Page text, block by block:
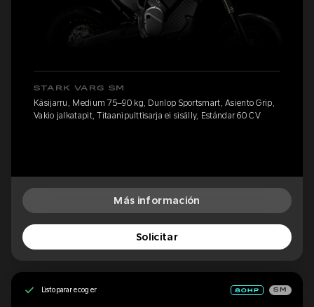
STARK VARG SM
Käsijarru, Medium 75–90 kg, Dunlop Sportsmart, Asiento Grip,
Vakio jalkatapit, Titaanipulttisarja ei sisälly, Estándar 60 CV
Más información
Solicitar
Listo para recoger SM